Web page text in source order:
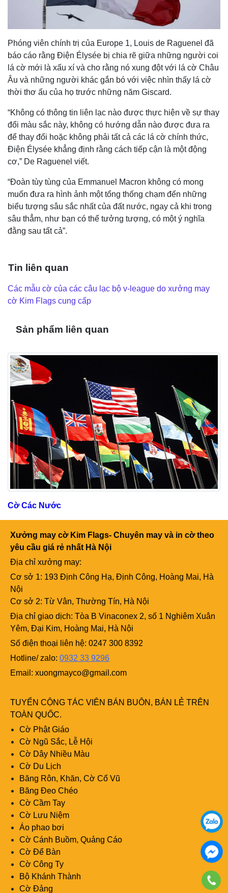
Phóng viên chính trị của Europe 1, Louis de Raguenel đã
báo cáo rằng Điện Élysée bị chia rẽ giữa những người coi
lá cờ mới là xấu xí và cho rằng nó xung đột với lá cờ Châu
Âu và những người khác gắn bó với việc nhìn thấy lá cờ
thời thơ ấu của họ trước những năm Giscard.
“Không có thông tin liên lạc nào được thực hiện về sự thay
đổi màu sắc này, không có hướng dẫn nào được đưa ra
để thay đổi hoặc không phải tất cả các lá cờ chính thức,
Điện Élysée khẳng định rằng cách tiếp cận là một động
cơ,” De Raguenel viết.
“Đoàn tùy tùng của Emmanuel Macron không có mong
muốn đưa ra hình ảnh một tổng thống chạm đến những
biểu tượng sâu sắc nhất của đất nước, ngay cả khi trong
sâu thẳm, như bạn có thể tưởng tượng, có một ý nghĩa
đằng sau tất cả”.
Tin liên quan
Các mẫu cờ của các câu lạc bộ v-league do xưởng may
cờ Kim Flags cung cấp
Sản phẩm liên quan
Cờ Các Nước
Xưởng may cờ Kim Flags- Chuyên may và in cờ theo
yêu cầu giá rẻ nhất Hà Nội
Địa chỉ xưởng may:
Cơ sở 1: 193 Định Công Hạ, Định Công, Hoàng Mai, Hà
Nội
Cơ sở 2: Từ Vân, Thường Tín, Hà Nội
Địa chỉ giao dịch: Tòa B Vinaconex 2, số 1 Nghiêm Xuân
Yêm, Đại Kim, Hoàng Mai, Hà Nội
Số điện thoại liên hệ: 0247 300 8392
Hotline/ zalo: 0932 33 9296
Email: xuongmayco@gmail.com
TUYỂN CỘNG TÁC VIÊN BÁN BUÔN, BÁN LẺ TRÊN
TOÀN QUỐC.
Cờ Phật Giáo
Cờ Ngũ Sắc, Lễ Hội
Cờ Dây Nhiều Màu
Cờ Du Lịch
Băng Rôn, Khăn, Cờ Cổ Vũ
Băng Đeo Chéo
Cờ Cầm Tay
Cờ Lưu Niệm
Áo phao bơi
Cờ Cánh Buồm, Quảng Cáo
Cờ Để Bàn
Cờ Công Ty
Bộ Khánh Thành
Cờ Đảng